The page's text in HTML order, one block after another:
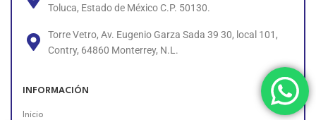
Toluca, Estado de México C.P. 50130.
Torre Vetro, Av. Eugenio Garza Sada 39 30, local 101,
Contry, 64860 Monterrey, N.L.
INFORMACIÓN
Inicio